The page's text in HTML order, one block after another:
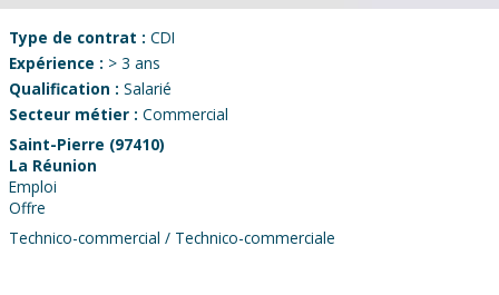
Type de contrat : CDI
Expérience : > 3 ans
Qualification : Salarié
Secteur métier : Commercial
Saint-Pierre (97410)
La Réunion
Emploi
Offre
Technico-commercial / Technico-commerciale